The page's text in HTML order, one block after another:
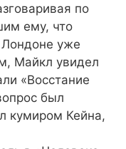
по
ему, что
уже
Майкл увидел
«Восстание
был
кумиром Кейна,